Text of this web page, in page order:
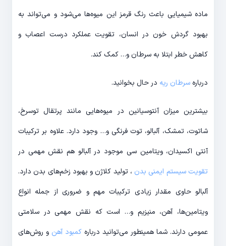
ماده شیمیایی باعث رنگ قرمز این میوه‌ها می‌شود و می‌تواند به
بهبود گردش خون در انسان، تقویت عملکرد درست اعصاب و
کاهش خطر ابتلا به سرطان و… کمک کند.
درباره سرطان ریه در حال بخوانید.
بیشترین میزان آنتوسیانین در میوه‌هایی مانند پرتقال توسرخ،
شاتوت، تمشک، آلبالو، توت فرنگی و… وجود دارد. علاوه بر ترکیبات
آنتی اکسیدان، ویتامین سی موجود در آلبالو هم نقش مهمی در
تقویت سیستم ایمنی بدن ، تولید کلاژن و بهبود زخم‌های بدن دارد.
آلبالو حاوی مقدار زیادی ترکیبات مهم و ضروری از جمله انواع
ویتامین‌ها، آهن، منیزیم و… است که نقش مهمی در سلامتی
عمومی دارند. شما همینطور می‌توانید درباره کمبود آهن و روش‌های